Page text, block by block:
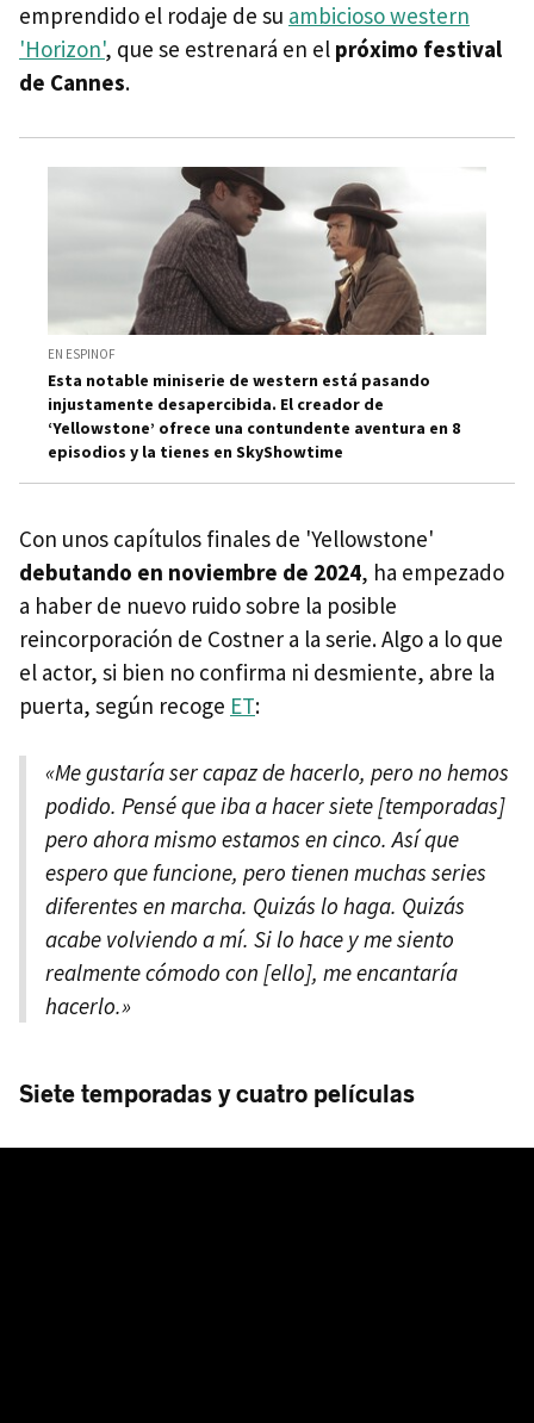
emprendido el rodaje de su ambicioso western
'Horizon', que se estrenará en el próximo festival
de Cannes.
EN ESPINOF
Esta notable miniserie de western está pasando
injustamente desapercibida. El creador de
‘Yellowstone’ ofrece una contundente aventura en 8
episodios y la tienes en SkyShowtime
Con unos capítulos finales de 'Yellowstone'
debutando en noviembre de 2024, ha empezado
a haber de nuevo ruido sobre la posible
reincorporación de Costner a la serie. Algo a lo que
el actor, si bien no confirma ni desmiente, abre la
puerta, según recoge ET:
«Me gustaría ser capaz de hacerlo, pero no hemos
podido. Pensé que iba a hacer siete [temporadas]
pero ahora mismo estamos en cinco. Así que
espero que funcione, pero tienen muchas series
diferentes en marcha. Quizás lo haga. Quizás
acabe volviendo a mí. Si lo hace y me siento
realmente cómodo con [ello], me encantaría
hacerlo.»
Siete temporadas y cuatro películas